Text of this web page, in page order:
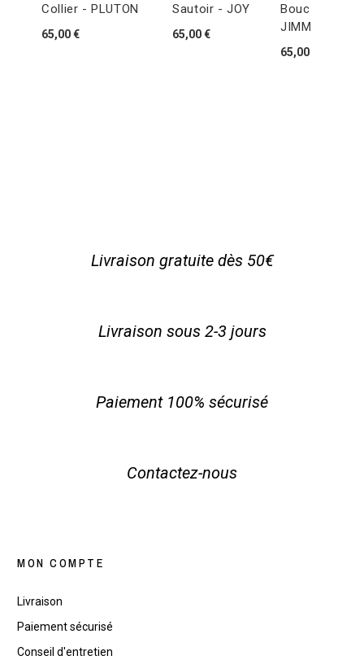
Collier - PLUTON
65,00 €
Sautoir - JOY
65,00 €
Boucles
JIMMY
65,00 €
Livraison gratuite dès 50€
Livraison sous 2-3 jours
Paiement 100% sécurisé
Contactez-nous
MON COMPTE
Livraison
Paiement sécurisé
Conseil d'entretien